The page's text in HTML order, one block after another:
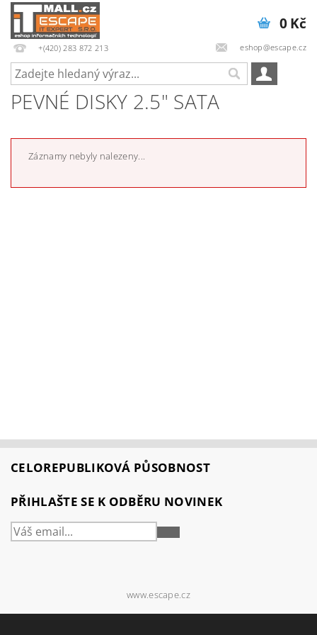
+(420) 283 872 213 eshop@escape.cz
0 Kč
PEVNÉ DISKY 2.5" SATA
Záznamy nebyly nalezeny...
CELOREPUBLIKOVÁ PŮSOBNOST
PŘIHLAŠTE SE K ODBĚRU NOVINEK
PŘIHLÁSIT
www.escape.cz